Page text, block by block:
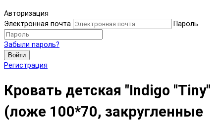
Авторизация
Электронная почта
Пароль
Забыли пароль?
Войти
Регистрация
Кровать детская "Indigo "Tiny"
(ложе 100*70, закругленные